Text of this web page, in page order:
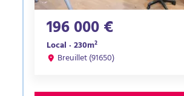
196 000 €
Local · 230m²
Breuillet (91650)